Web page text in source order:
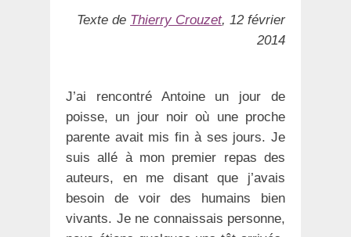
Texte de Thierry Crouzet, 12 février
2014
J’ai rencontré Antoine un jour de
poisse, un jour noir où une proche
parente avait mis fin à ses jours. Je
suis allé à mon premier repas des
auteurs, en me disant que j’avais
besoin de voir des humains bien
vivants. Je ne connaissais personne,